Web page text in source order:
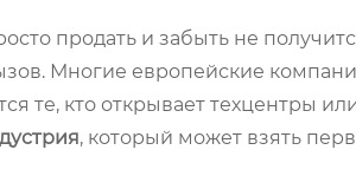
продать и забыть не
Многие европейские
те, кто открывает техцентры
, который может взять